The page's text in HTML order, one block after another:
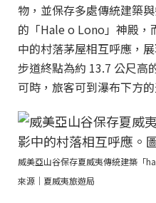
物，並保存多處傳統建築
的「Hale o Lono」神殿，
中的村落茅屋相互呼應，
步道終點為約 13.7 公尺高
可時，旅客可到瀑布下方
威美亞山谷保存夏威夷傳統建築「
來源｜夏威夷旅遊局